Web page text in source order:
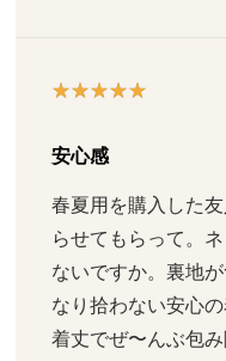
安心感
春夏用を購入した
らせてもらって。
ないですか。裏地
なり拾わない安心
着丈でぜ〜んぶ包